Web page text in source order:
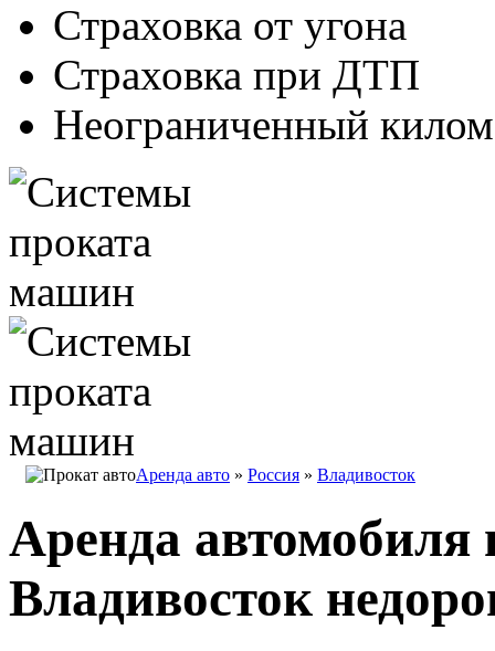
Страховка от угона
Страховка при ДТП
Неограниченный
Аренда авто » Россия » Владивосток
Аренда автомобиля
Владивосток